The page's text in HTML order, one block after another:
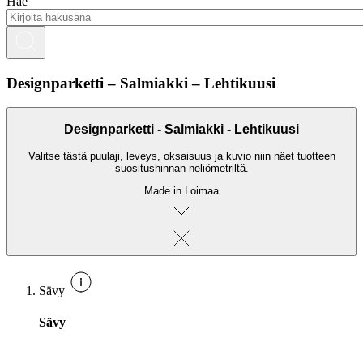
Designparketti – Salmiakki – Lehtikuusi
Designparketti - Salmiakki - Lehtikuusi
Valitse tästä puulaji, leveys, oksaisuus ja kuvio niin näet tuotteen
suositushinnan neliömetriltä.
Made in Loimaa
Sävy
Sävy